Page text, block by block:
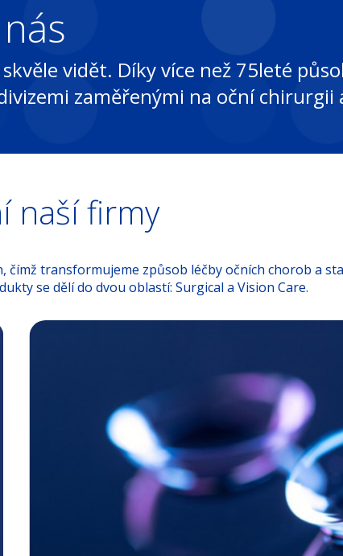
vidět. Díky více než 75leté
zaměřenými na oční chirurgii
naší firmy
transformujeme způsob léčby očních chorob a
se dělí do dvou oblastí: Surgical a Vision Care.